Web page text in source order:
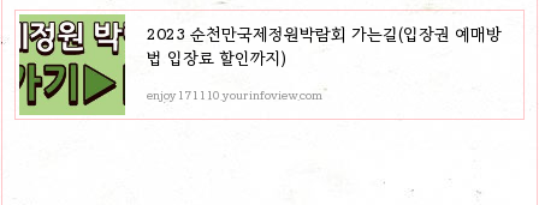
2023 순천만국제정원박람회 가는길(입장권 예매방
법 입장료 할인까지)
enjoy171110.yourinfoview.com